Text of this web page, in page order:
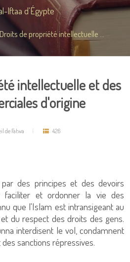
Iftaa d'Égypte
Droits de propriété intellectuelle ...
intellectuelle et des
d'origine
de Fatwa 426
des principes et des devoirs
faciliter et ordonner la vie des
que l'Islam est intransigeant au
du respect des droits des gens.
interdisent le vol, condamnent
des sanctions répressives.